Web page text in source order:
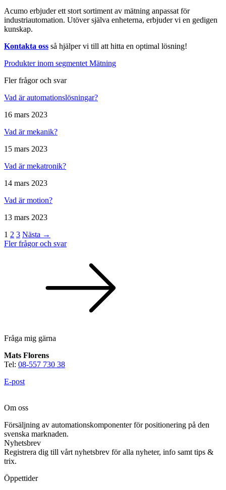
Acumo erbjuder ett stort sortiment av mätning anpassat för
industriautomation. Utöver själva enheterna, erbjuder vi en gedigen
kunskap.
Kontakta oss så hjälper vi till att hitta en optimal lösning!
Produkter inom segmentet Mätning
Fler frågor och svar
Vad är automationslösningar?
16 mars 2023
Vad är mekanik?
15 mars 2023
Vad är mekatronik?
14 mars 2023
Vad är motion?
13 mars 2023
1 2 3 Nästa →
Fler frågor och svar
Fråga mig gärna
Mats Florens
Tel: 08-557 730 38
E-post
Om oss
Försäljning av automationskomponenter för positionering på den
svenska marknaden.
Nyhetsbrev
Registrera dig till vårt nyhetsbrev för alla nyheter, info samt tips &
trix.
Öppettider